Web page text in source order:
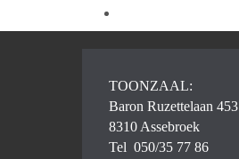
TOONZAAL:
Baron Ruzettelaan 453
8310 Assebroek
Tel 050/35 77 86